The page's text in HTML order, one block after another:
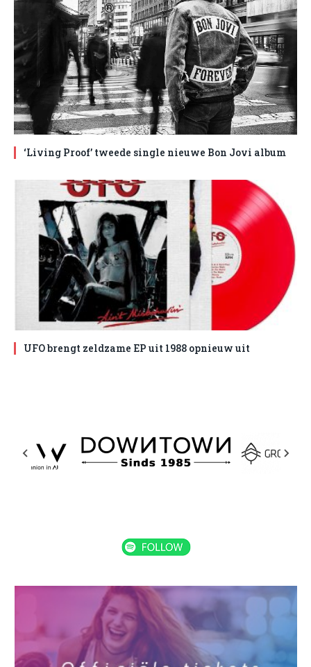
‘Living Proof’ tweede single nieuwe Bon Jovi album
UFO brengt zeldzame EP uit 1988 opnieuw uit